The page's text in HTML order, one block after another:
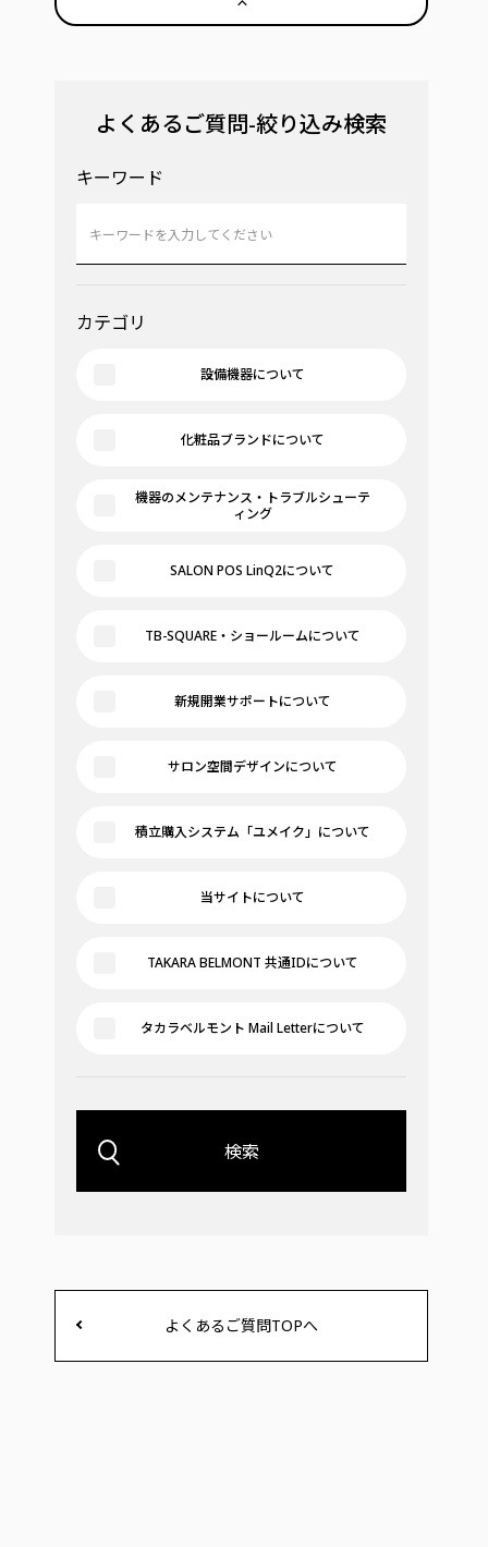
よくあるご質問-絞り込み検索
キーワード
カテゴリ
設備機器について
化粧品ブランドについて
機器のメンテナンス・トラブルシューテ
ィング
SALON POS LinQ2について
TB-SQUARE・ショールームについて
新規開業サポートについて
サロン空間デザインについて
積立購入システム「ユメイク」について
当サイトについて
TAKARA BELMONT 共通IDについて
タカラベルモント Mail Letterについて
検索
よくあるご質問TOPへ